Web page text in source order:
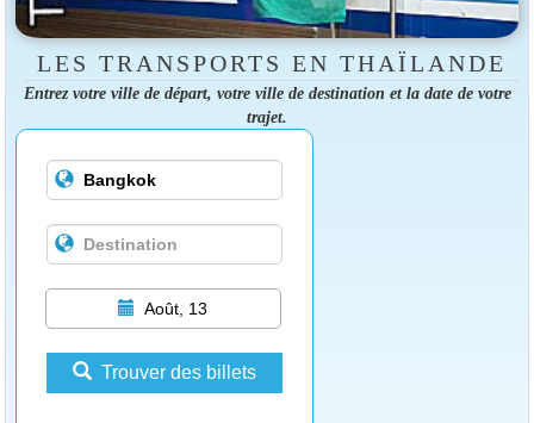
LES TRANSPORTS EN THAÏLANDE
Entrez votre ville de départ, votre ville de destination et la date de votre
trajet.
Août, 13
Trouver des billets